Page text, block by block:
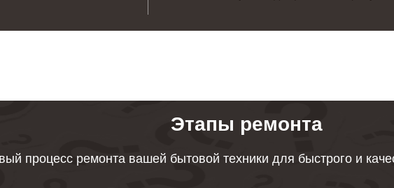
от 70 минут
Этапы ремонта
процесс ремонта вашей бытовой техники для быстрого и